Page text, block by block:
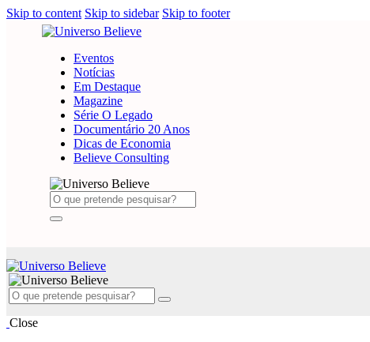
Skip to content Skip to sidebar Skip to footer
Eventos
Notícias
Em Destaque
Magazine
Série O Legado
Documentário 20 Anos
Dicas de Economia
Believe Consulting
Close